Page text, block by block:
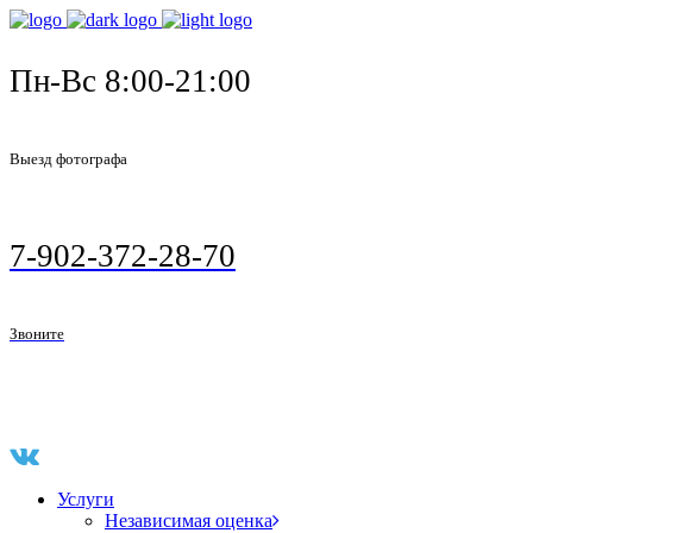
Пн-Вс 8:00-21:00
Выезд фотографа
7-902-372-28-70
Звоните
Услуги
Независимая оценка